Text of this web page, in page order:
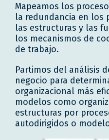
Mapeamos los
la redundancia en los
las estructuras y las
los mecanismos de
de trabajo.
Partimos del análisis
negocio para
organizacional más
modelos como
estructuras por
autodirigidos o